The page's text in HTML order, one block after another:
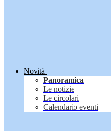
Novità
Panoramica
Le notizie
Le circolari
Calendario eventi